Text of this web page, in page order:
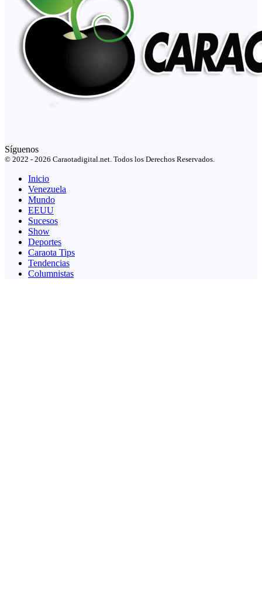
Síguenos
© 2022 - 2026 Caraotadigital.net. Todos los Derechos Reservados.
Inicio
Venezuela
Mundo
EEUU
Sucesos
Show
Deportes
Caraota Tips
Tendencias
Columnistas